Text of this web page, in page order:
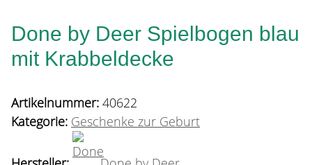
Done by Deer Spielbogen blau
mit Krabbeldecke
Artikelnummer: 40622
Kategorie: Geschenke zur Geburt